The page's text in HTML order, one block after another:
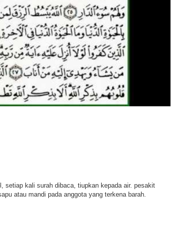
setiap kali surah dibaca, tiupkan kepada air. pesakit
atau mandi pada anggota yang terkena barah.